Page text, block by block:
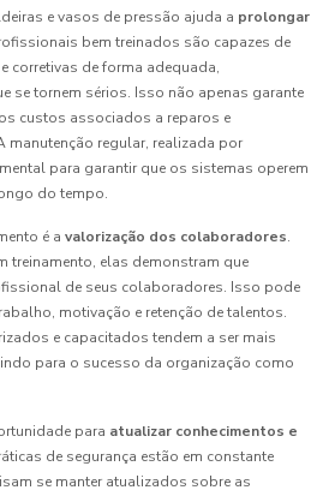
e vasos de pressão ajuda a prolongar
bem treinados são capazes de
corretivas de forma adequada,
se tornem sérios. Isso não apenas garante
custos associados a reparos e
regular, realizada por
para garantir que os sistemas operem
do tempo.
é a valorização dos colaboradores.
treinamento, elas demonstram que
de seus colaboradores. Isso pode
motivação e retenção de talentos.
e capacitados tendem a ser mais
para o sucesso da organização como
para atualizar conhecimentos e
de segurança estão em constante
se manter atualizados sobre as